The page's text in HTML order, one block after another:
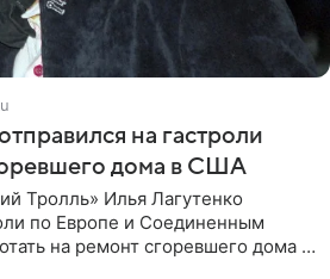
на гастроли
дома в США
Тролль» Илья Лагутенко
по Европе и Соединенным
на ремонт сгоревшего дома в